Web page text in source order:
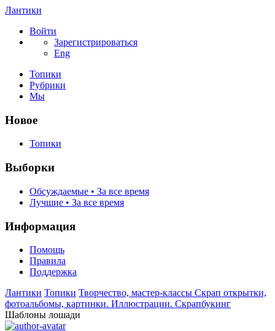
Лантики
Войти
Зарегистрироваться
Eng
Топики
Рубрики
Мы
Новое
Топики
Выборки
Обсуждаемые • За все время
Лучшие • За все время
Информация
Помощь
Правила
Поддержка
Лантики Топики Творчество, мастер-классы Скрап открытки,
фотоальбомы, картинки. Иллюстрации. Cкрапбукинг
Шаблоны лошади